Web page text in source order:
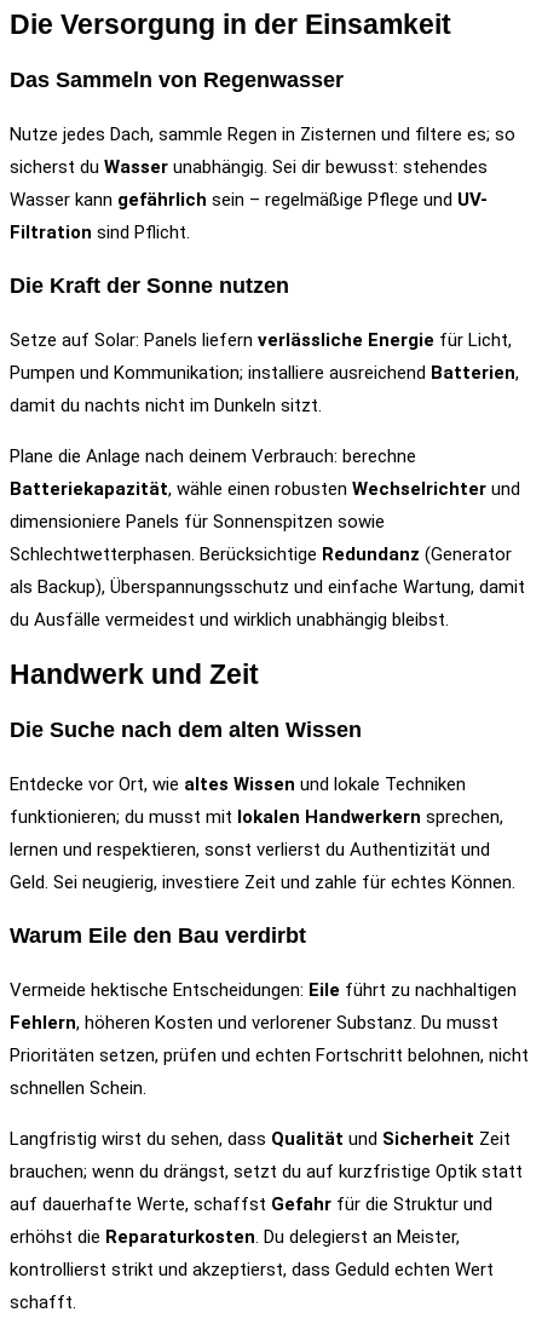
Die Versorgung in der Einsamkeit
Das Sammeln von Regenwasser
Nutze jedes Dach, sammle Regen in Zisternen und filtere es; so
sicherst du Wasser unabhängig. Sei dir bewusst: stehendes
Wasser kann gefährlich sein – regelmäßige Pflege und UV-
Filtration sind Pflicht.
Die Kraft der Sonne nutzen
Setze auf Solar: Panels liefern verlässliche Energie für Licht,
Pumpen und Kommunikation; installiere ausreichend Batterien,
damit du nachts nicht im Dunkeln sitzt.
Plane die Anlage nach deinem Verbrauch: berechne
Batteriekapazität, wähle einen robusten Wechselrichter und
dimensioniere Panels für Sonnenspitzen sowie
Schlechtwetterphasen. Berücksichtige Redundanz (Generator
als Backup), Überspannungsschutz und einfache Wartung, damit
du Ausfälle vermeidest und wirklich unabhängig bleibst.
Handwerk und Zeit
Die Suche nach dem alten Wissen
Entdecke vor Ort, wie altes Wissen und lokale Techniken
funktionieren; du musst mit lokalen Handwerkern sprechen,
lernen und respektieren, sonst verlierst du Authentizität und
Geld. Sei neugierig, investiere Zeit und zahle für echtes Können.
Warum Eile den Bau verdirbt
Vermeide hektische Entscheidungen: Eile führt zu nachhaltigen
Fehlern, höheren Kosten und verlorener Substanz. Du musst
Prioritäten setzen, prüfen und echten Fortschritt belohnen, nicht
schnellen Schein.
Langfristig wirst du sehen, dass Qualität und Sicherheit Zeit
brauchen; wenn du drängst, setzt du auf kurzfristige Optik statt
auf dauerhafte Werte, schaffst Gefahr für die Struktur und
erhöhst die Reparaturkosten. Du delegierst an Meister,
kontrollierst strikt und akzeptierst, dass Geduld echten Wert
schafft.